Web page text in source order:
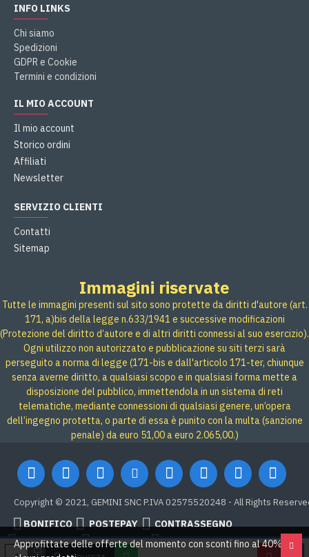
INFO LINKS
Chi siamo
Spedizioni
GDPR e Cookie
Termini e condizioni
IL MIO ACCOUNT
Il mio account
Storico ordini
Affiliati
Newsletter
SERVIZIO CLIENTI
Contatti
Sitemap
Immagini riservate
Tutte le immagini presenti sul sito sono protette da diritti d'autore (art.
171, a)bis della legge n.633/1941 e successive modificazioni
(Protezione del diritto d’autore e di altri diritti connessi al suo esercizio).
Ogni utilizzo non autorizzato e pubblicazione su siti terzi sarà
perseguito a norma di legge (171-bis e dall'articolo 171-ter, chiunque
senza averne diritto, a qualsiasi scopo e in qualsiasi forma mette a
disposizione del pubblico, immettendola in un sistema di reti
telematiche, mediante connessioni di qualsiasi genere, un’opera
dell’ingegno protetta, o parte di essa è punito con la multa (sanzione
penale) da euro 51,00 a euro 2.065,00.)
Copyright © 2021, GEMINI SNC P.IVA 02575520248 - All Rights
BONIFICO POSTEPAY
CONTRASSEGNO
Credit card
Google Pay PAYPAL
Approfittate delle offerte del momento con sconti fino al 40% su